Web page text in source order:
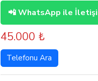
📲 WhatsApp ile
45.000 ₺
Telefonu Ara